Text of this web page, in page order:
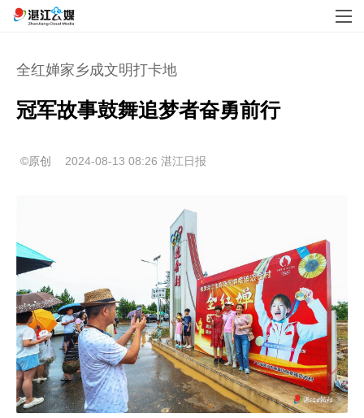
全红婵家乡成文明打卡地
冠军故事鼓舞追梦者奋勇前行
©原创 2024-08-13 08:26 湛江日报